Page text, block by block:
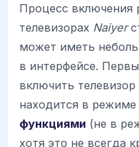
Процесс включения
телевизорах Naiyer
может иметь
в интерфейсе.
включить
находится в
функциями (не в
хотя это не всегда